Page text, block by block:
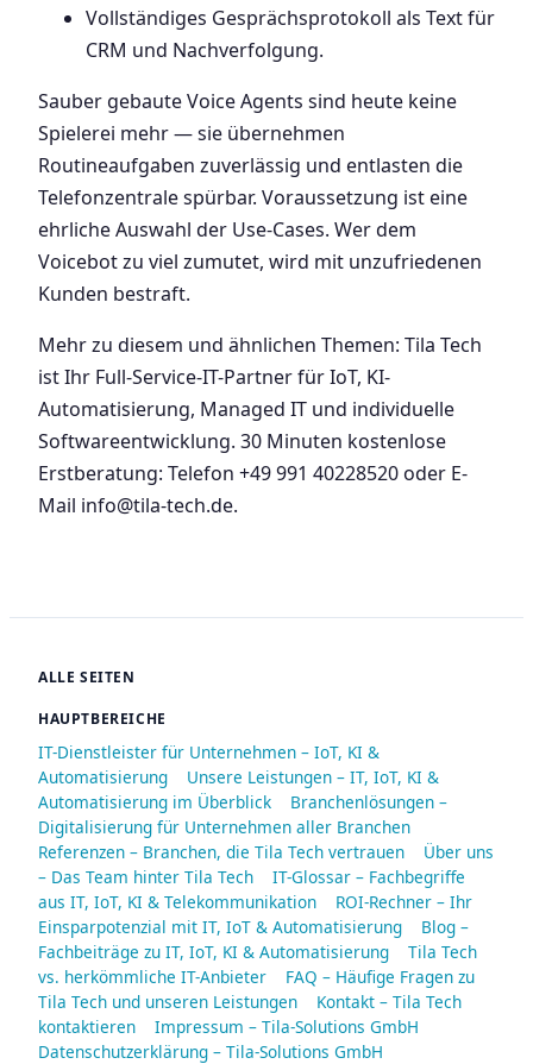
Vollständiges Gesprächsprotokoll als Text für
CRM und Nachverfolgung.
Sauber gebaute Voice Agents sind heute keine
Spielerei mehr — sie übernehmen
Routineaufgaben zuverlässig und entlasten die
Telefonzentrale spürbar. Voraussetzung ist eine
ehrliche Auswahl der Use-Cases. Wer dem
Voicebot zu viel zumutet, wird mit unzufriedenen
Kunden bestraft.
Mehr zu diesem und ähnlichen Themen: Tila Tech
ist Ihr Full-Service-IT-Partner für IoT, KI-
Automatisierung, Managed IT und individuelle
Softwareentwicklung. 30 Minuten kostenlose
Erstberatung: Telefon +49 991 40228520 oder E-
Mail info@tila-tech.de.
ALLE SEITEN
HAUPTBEREICHE
IT-Dienstleister für Unternehmen – IoT, KI &
Automatisierung
Unsere Leistungen – IT, IoT, KI &
Automatisierung im Überblick
Branchenlösungen –
Digitalisierung für Unternehmen aller Branchen
Referenzen – Branchen, die Tila Tech vertrauen
Über uns
– Das Team hinter Tila Tech
IT-Glossar – Fachbegriffe
aus IT, IoT, KI & Telekommunikation
ROI-Rechner – Ihr
Einsparpotenzial mit IT, IoT & Automatisierung
Blog –
Fachbeiträge zu IT, IoT, KI & Automatisierung
Tila Tech
vs. herkömmliche IT-Anbieter
FAQ – Häufige Fragen zu
Tila Tech und unseren Leistungen
Kontakt – Tila Tech
kontaktieren
Impressum – Tila-Solutions GmbH
Datenschutzerklärung – Tila-Solutions GmbH